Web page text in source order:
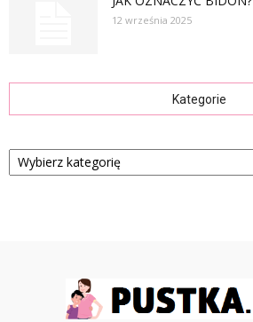
12 września 2025
Kategorie
Kategorie